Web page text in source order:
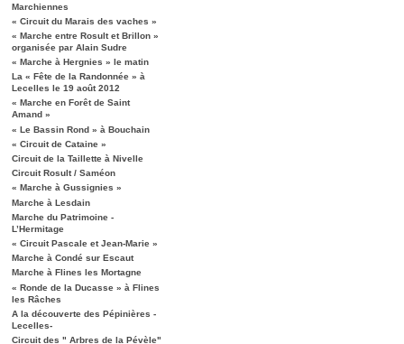
Marchiennes
« Circuit du Marais des vaches »
« Marche entre Rosult et Brillon »
organisée par Alain Sudre
« Marche à Hergnies » le matin
La « Fête de la Randonnée » à
Lecelles le 19 août 2012
« Marche en Forêt de Saint
Amand »
« Le Bassin Rond » à Bouchain
« Circuit de Cataine »
Circuit de la Taillette à Nivelle
Circuit Rosult / Saméon
« Marche à Gussignies »
Marche à Lesdain
Marche du Patrimoine -
L’Hermitage
« Circuit Pascale et Jean-Marie »
Marche à Condé sur Escaut
Marche à Flines les Mortagne
« Ronde de la Ducasse » à Flines
les Râches
A la découverte des Pépinières -
Lecelles-
Circuit des " Arbres de la Pévèle"